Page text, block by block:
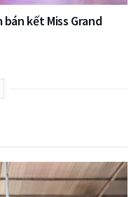
bán kết Miss Grand